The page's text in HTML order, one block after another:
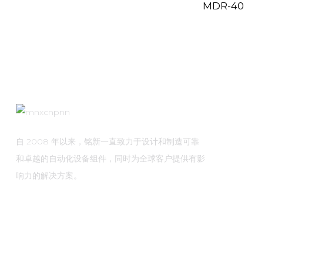
MDR-40
自 2008 年以来，铭新一直致力于设计和制造可靠
和卓越的自动化设备组件，同时为全球客户提供有影
响力的解决方案。